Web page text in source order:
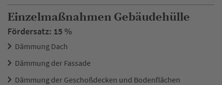
Einzelmaßnahmen Gebäudehülle
Fördersatz: 15 %
Dämmung Dach
Dämmung der Fassade
Dämmung der Geschoßdecken und Bodenflächen